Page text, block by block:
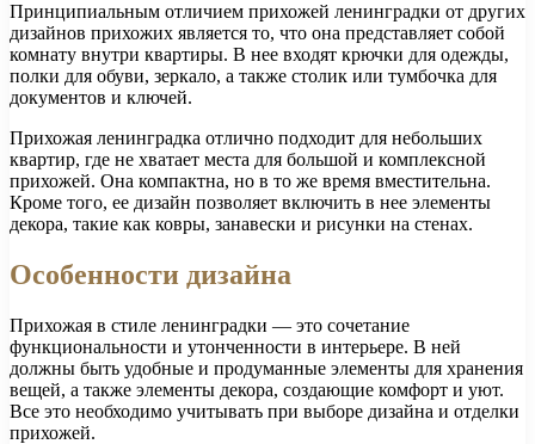
Принципиальным отличием прихожей ленинградки от других
дизайнов прихожих является то, что она представляет собой
комнату внутри квартиры. В нее входят крючки для одежды,
полки для обуви, зеркало, а также столик или тумбочка для
документов и ключей.
Прихожая ленинградка отлично подходит для небольших
квартир, где не хватает места для большой и комплексной
прихожей. Она компактна, но в то же время вместительна.
Кроме того, ее дизайн позволяет включить в нее элементы
декора, такие как ковры, занавески и рисунки на стенах.
Особенности дизайна
Прихожая в стиле ленинградки — это сочетание
функциональности и утонченности в интерьере. В ней
должны быть удобные и продуманные элементы для хранения
вещей, а также элементы декора, создающие комфорт и уют.
Все это необходимо учитывать при выборе дизайна и отделки
прихожей.